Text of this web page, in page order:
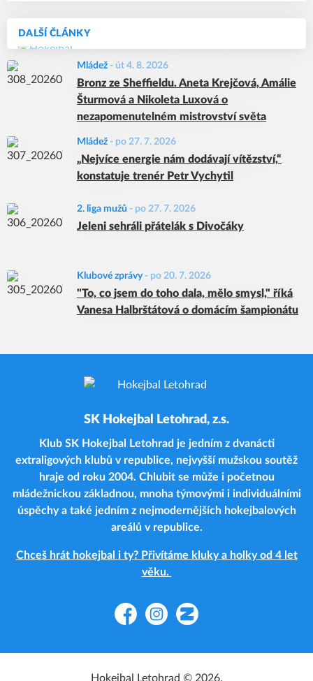
DALŠÍ ČLÁNKY
Mládež - út 4. 8. 2026
Bronz ze Sheffieldu. Aneta Krejčová, Amálie
Šturmová a Nikoleta Luxová o
nezapomenutelném mistrovství světa
Mládež - po 27. 7. 2026
„Nejvíce energie nám dodávají vítězství,“
konstatuje trenér Petr Vychytil
2. liga mužů - po 27. 7. 2026
Jeleni sehráli přátelák s Divočáky
Klubové zprávy - po 20. 7. 2026
"To, co jsem do toho dala, mělo smysl," říká
Vanesa Halbrštátová o domácím šampionátu
SK Hokejbal Letohrad, z.s.
Klub SK Hokejbal Letohrad je jedním z dvanácti
extraligových klubů v republice, nejvyšší mužskou soutěž
hraje od roku 2004. Chlubit se může i početnou
mládežnickou základnou, mnoha týmovými i individuálními
úspěchy a také jedním z nejmodernějších hokejbalových
areálů v republice.
Chceš hrát hokejbal i ty? Přivítáme kluky a holky od 4 let
věku.
FacebookInstagramZonerama
Hokejbal Letohrad © 2026.